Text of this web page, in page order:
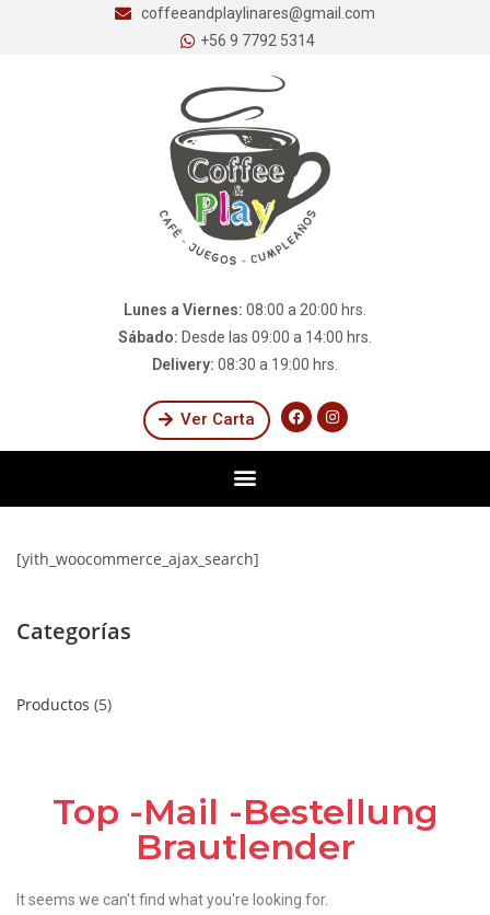
coffeeandplaylinares@gmail.com
+56 9 7792 5314
Lunes a Viernes: 08:00 a 20:00 hrs.
Sábado: Desde las 09:00 a 14:00 hrs.
Delivery: 08:30 a 19:00 hrs.
Ver Carta
[yith_woocommerce_ajax_search]
Categorías
Productos 5
Top -Mail -Bestellung
Brautlender
It seems we can't find what you're looking for.